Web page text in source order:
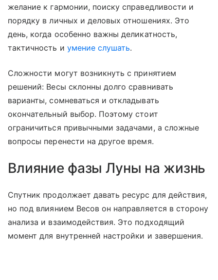
желание к гармонии, поиску справедливости и
порядку в личных и деловых отношениях. Это
день, когда особенно важны деликатность,
тактичность и умение слушать.
Сложности могут возникнуть с принятием
решений: Весы склонны долго сравнивать
варианты, сомневаться и откладывать
окончательный выбор. Поэтому стоит
ограничиться привычными задачами, а сложные
вопросы перенести на другое время.
Влияние фазы Луны на жизнь
Спутник продолжает давать ресурс для действия,
но под влиянием Весов он направляется в сторону
анализа и взаимодействия. Это подходящий
момент для внутренней настройки и завершения.